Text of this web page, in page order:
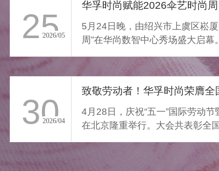
家门，我们亟需“能裹住情
绪”的柔色。家居服将“家的温
柔结界”缝进每寸面料，无需
逃离，换上这身柔雾，便能
让外界紧绷沉进居家软意，
呼吸慢下来，让家成为接住
所有情绪的栖居地。
25
2026/05
华孚时尚赋能2026伞艺时尚
5月24日晚，由绍兴市上虞区崧
周”在华尚数智中心秀场盛大启幕
30
2026/04
致敬劳动者！华孚时尚荣膺
4月28日，庆祝“五一”国际劳动
在北京隆重举行。大会共表彰全